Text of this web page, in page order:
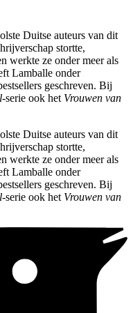
Duitse auteurs van dit
stortte,
werkte ze onder meer als
Lamballe onder
geschreven. Bij
-serie ook het Vrouwen van
Duitse auteurs van dit
stortte,
werkte ze onder meer als
Lamballe onder
geschreven. Bij
-serie ook het Vrouwen van